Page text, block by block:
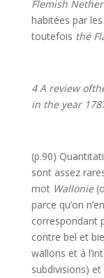
Flemish
habitées par les
toutefois thé
4 A review
in the year
(p.90)
sont assez
mot Wallonie
parce qu’on
correspondant
contre bel et
wallons et à
subdivisions) et